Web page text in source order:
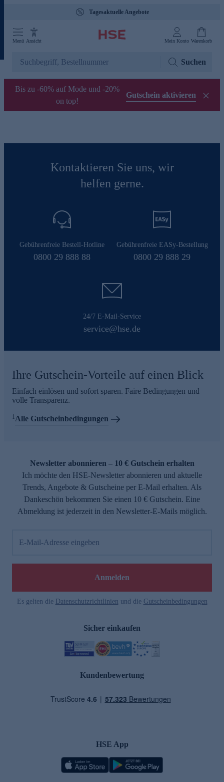
Tagesaktuelle Angebote
Menü Ansicht Mein Konto Warenkorb
Suchen
Bis zu -60% auf Mode und -20%
on top!
Gutschein aktivieren
Kontaktieren Sie uns, wir
helfen gerne.
Gebührenfreie Bestell-Hotline
0800 29 888 88
Gebührenfreie EASy-Bestellung
0800 29 888 29
24/7 E-Mail-Service
service@hse.de
Ihre Gutschein-Vorteile auf einen Blick
Einfach einlösen und sofort sparen. Faire Bedingungen und
volle Transparenz.
1Alle Gutscheinbedingungen
Newsletter abonnieren – 10 € Gutschein erhalten
Ich möchte den HSE-Newsletter abonnieren und aktuelle
Trends, Angebote & Gutscheine per E-Mail erhalten. Als
Dankeschön bekommen Sie einen 10 € Gutschein. Eine
Abmeldung ist jederzeit in den Newsletter-E-Mails möglich.
E-Mail-Adresse eingeben
Anmelden
Es gelten die Datenschutzrichtlinien und die Gutscheinbedingungen
Sicher einkaufen
Kundenbewertung
HSE App